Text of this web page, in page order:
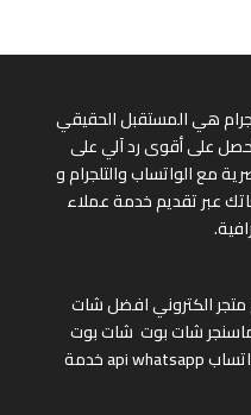
هي المستقبل الحقيقي
على أقوى رد آلي على
مع الواتساب والتلجرام و
عبر تقديم خدمة عملاء
متجر الكترونيافضل شات
شات بوت شات بوت
api whatsappخدمة